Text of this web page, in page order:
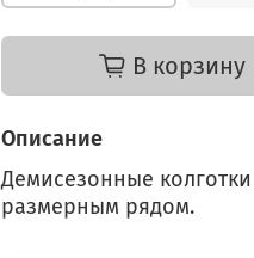
В корзину
Описание
Демисезонные
размерным рядом.